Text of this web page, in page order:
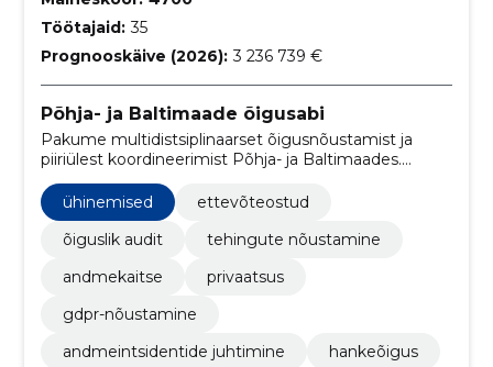
Töötajaid: 35
Prognooskäive (2026): 3 236 739 €
Põhja- ja Baltimaade õigusabi
Pakume multidistsiplinaarset õigusnõustamist ja
piiriülest koordineerimist Põhja- ja Baltimaades.
Aitame vähendada regulatiivset riski, tagada litsentsid
ja lahendada vaidlusi.
ühinemised
ettevõteostud
õiguslik audit
tehingute nõustamine
andmekaitse
privaatsus
gdpr-nõustamine
andmeintsidentide juhtimine
hankeõigus